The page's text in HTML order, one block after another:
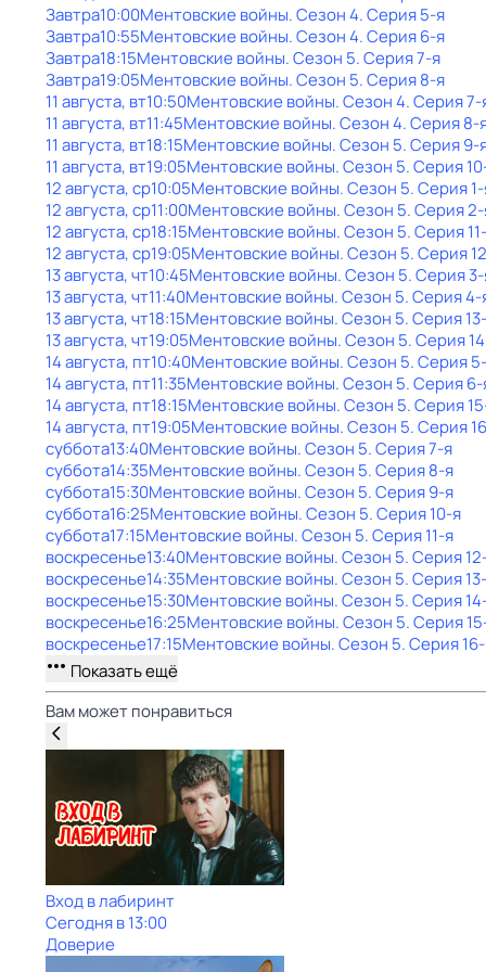
Завтра10:00Ментовские войны. Сезон 4. Серия 5-я
Завтра10:55Ментовские войны. Сезон 4. Серия 6-я
Завтра18:15Ментовские войны. Сезон 5. Серия 7-я
Завтра19:05Ментовские войны. Сезон 5. Серия 8-я
11 августа, вт10:50Ментовские войны. Сезон 4. Серия 7-
11 августа, вт11:45Ментовские войны. Сезон 4. Серия 8-
11 августа, вт18:15Ментовские войны. Сезон 5. Серия 9-
11 августа, вт19:05Ментовские войны. Сезон 5. Серия
12 августа, ср10:05Ментовские войны. Сезон 5. Серия
12 августа, ср11:00Ментовские войны. Сезон 5. Серия
12 августа, ср18:15Ментовские войны. Сезон 5. Серия
12 августа, ср19:05Ментовские войны. Сезон 5. Серия
13 августа, чт10:45Ментовские войны. Сезон 5. Серия
13 августа, чт11:40Ментовские войны. Сезон 5. Серия 4-
13 августа, чт18:15Ментовские войны. Сезон 5. Серия
13 августа, чт19:05Ментовские войны. Сезон 5. Серия
14 августа, пт10:40Ментовские войны. Сезон 5. Серия
14 августа, пт11:35Ментовские войны. Сезон 5. Серия 6-
14 августа, пт18:15Ментовские войны. Сезон 5. Серия
14 августа, пт19:05Ментовские войны. Сезон 5. Серия
суббота13:40Ментовские войны. Сезон 5. Серия 7-я
суббота14:35Ментовские войны. Сезон 5. Серия 8-я
суббота15:30Ментовские войны. Сезон 5. Серия 9-я
суббота16:25Ментовские войны. Сезон 5. Серия 10-я
суббота17:15Ментовские войны. Сезон 5. Серия 11-я
воскресенье13:40Ментовские войны. Сезон 5. Серия
воскресенье14:35Ментовские войны. Сезон 5. Серия
воскресенье15:30Ментовские войны. Сезон 5. Серия
воскресенье16:25Ментовские войны. Сезон 5. Серия
воскресенье17:15Ментовские войны. Сезон 5. Серия
Показать ещё
Вам может понравиться
Вход в лабиринт
Сегодня в 13:00
Доверие